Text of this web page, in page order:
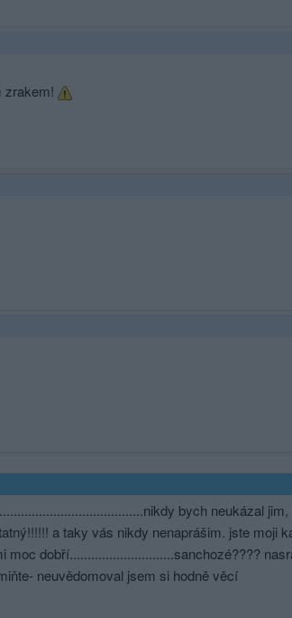
zrakem!
bych neukázal
a taky vás nikdy nenaprášim. jste moji
dobří........­.............­........sancho­zé????
neuvědomoval jsem si hodně věcí